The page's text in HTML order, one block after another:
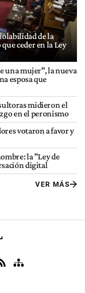
de la
ceder en la Ley
una mujer", la nueva
esposa que
midieron el
en el peronismo
votaron a favor y
la "Ley de
digital
VER MÁS